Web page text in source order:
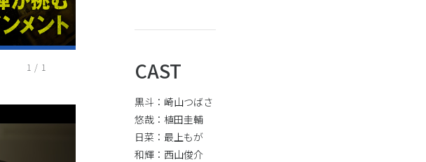
CAST
黒斗：崎山つばさ
悠哉：植田圭輔
日菜：最上もが
和輝：西山俊介
1 / 1